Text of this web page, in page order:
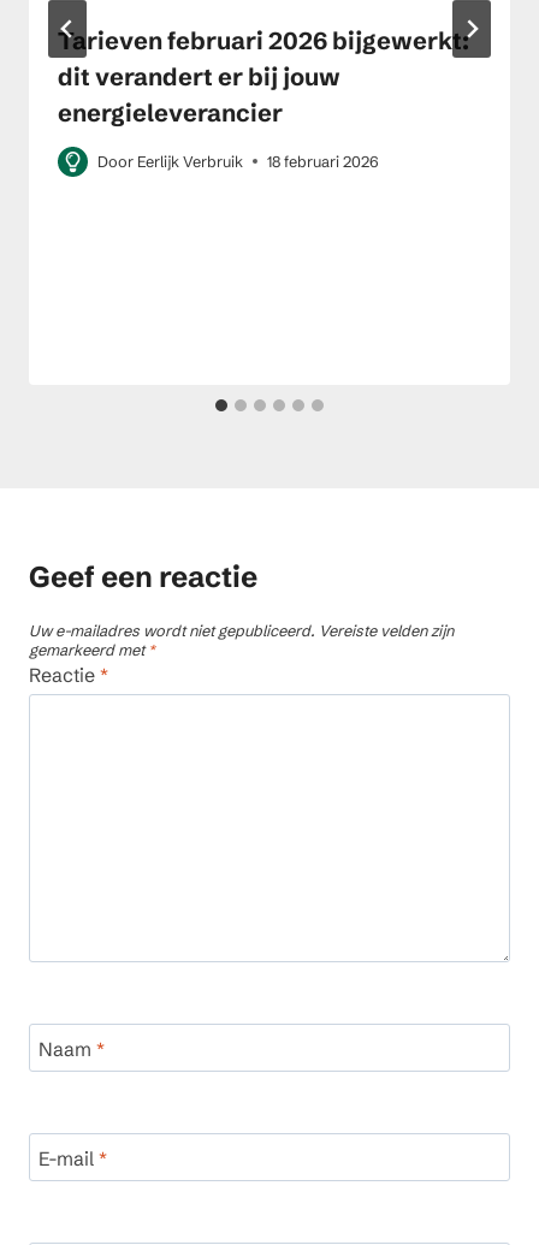
Tarieven februari 2026 bijgewerkt:
dit verandert er bij jouw
energieleverancier
Door Eerlijk Verbruik 18 februari 2026
Geef een reactie
Uw e-mailadres wordt niet gepubliceerd. Vereiste velden zijn
gemarkeerd met*
Reactie *
Naam *
E-mail *